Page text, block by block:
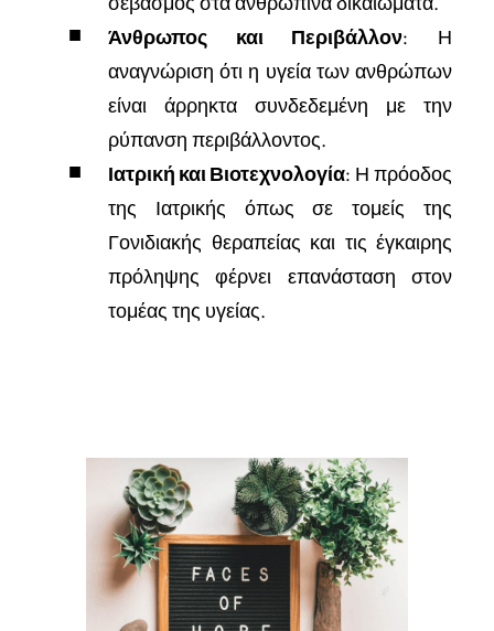
Άνθρωπος και Περιβάλλον: Η
αναγνώριση ότι η υγεία των ανθρώπων
είναι άρρηκτα συνδεδεμένη με την
ρύπανση περιβάλλοντος.
Ιατρική και Βιοτεχνολογία: Η πρόοδος
της Ιατρικής όπως σε τομείς της
Γονιδιακής θεραπείας και τις έγκαιρης
πρόληψης φέρνει επανάσταση στον
τομέας της υγείας.